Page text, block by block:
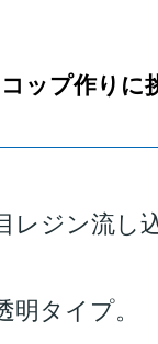
ップ作り
レジン流し
タイプ。